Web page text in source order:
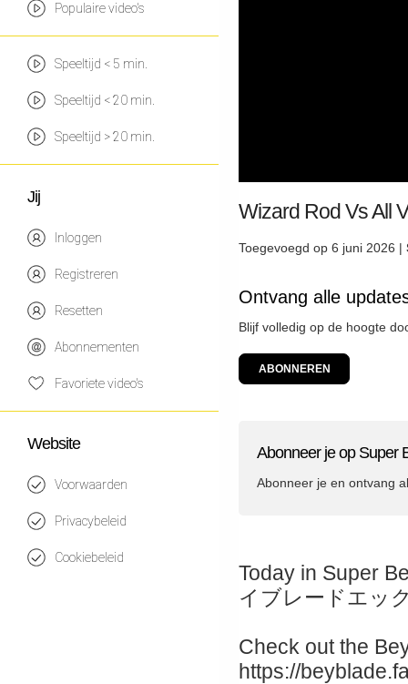
Populaire video's
Speeltijd < 5 min.
Speeltijd < 20 min.
Speeltijd > 20 min.
Jij
Inloggen
Registreren
Resetten
Abonnementen
Favoriete video's
Website
Voorwaarden
Privacybeleid
Cookiebeleid
Wizard Rod Vs All
Toegevoegd op 6 juni 2026 |
Ontvang alle
Blijf volledig op de hoogte
ABONNEREN
Abonneer je op Super
Abonneer je en ontvang
Today in Super
イブレードエッ
Check out the
https://